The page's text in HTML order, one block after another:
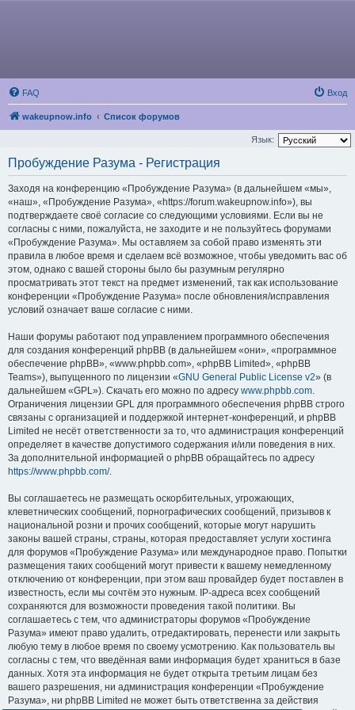
FAQ Вход
wakeupnow.info Список форумов
Язык:
Пробуждение Разума - Регистрация
Заходя на конференцию «Пробуждение Разума» (в дальнейшем «мы»,
«наш», «Пробуждение Разума», «https://forum.wakeupnow.info»), вы
подтверждаете своё согласие со следующими условиями. Если вы не
согласны с ними, пожалуйста, не заходите и не пользуйтесь форумами
«Пробуждение Разума». Мы оставляем за собой право изменять эти
правила в любое время и сделаем всё возможное, чтобы уведомить вас об
этом, однако с вашей стороны было бы разумным регулярно
просматривать этот текст на предмет изменений, так как использование
конференции «Пробуждение Разума» после обновления/исправления
условий означает ваше согласие с ними.
Наши форумы работают под управлением программного обеспечения
для создания конференций phpBB (в дальнейшем «они», «программное
обеспечение phpBB», «www.phpbb.com», «phpBB Limited», «phpBB
Teams»), выпущенного по лицензии «GNU General Public License v2» (в
дальнейшем «GPL»). Скачать его можно по адресу www.phpbb.com.
Ограничения лицензии GPL для программного обеспечения phpBB строго
связаны с организацией и поддержкой интернет-конференций, и phpBB
Limited не несёт ответственности за то, что администрация конференций
определяет в качестве допустимого содержания и/или поведения в них.
За дополнительной информацией о phpBB обращайтесь по адресу
https://www.phpbb.com/.
Вы соглашаетесь не размещать оскорбительных, угрожающих,
клеветнических сообщений, порнографических сообщений, призывов к
национальной розни и прочих сообщений, которые могут нарушить
законы вашей страны, страны, которая предоставляет услуги хостинга
для форумов «Пробуждение Разума» или международное право. Попытки
размещения таких сообщений могут привести к вашему немедленному
отключению от конференции, при этом ваш провайдер будет поставлен в
известность, если мы сочтём это нужным. IP-адреса всех сообщений
сохраняются для возможности проведения такой политики. Вы
соглашаетесь с тем, что администраторы форумов «Пробуждение
Разума» имеют право удалить, отредактировать, перенести или закрыть
любую тему в любое время по своему усмотрению. Как пользователь вы
согласны с тем, что введённая вами информация будет храниться в базе
данных. Хотя эта информация не будет открыта третьим лицам без
вашего разрешения, ни администрация конференции «Пробуждение
Разума», ни phpBB Limited не может быть ответственна за действия